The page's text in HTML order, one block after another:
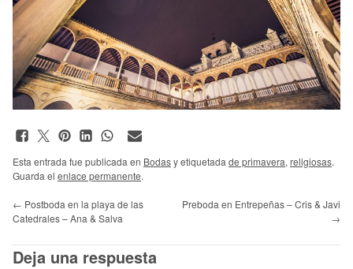
Esta entrada fue publicada en Bodasy etiquetada de primavera, religiosas.
Guarda el enlace permanente.
← Postboda en la playa de las
Catedrales – Ana & Salva
Preboda en Entrepeñas – Cris & Javi
→
Deja una respuesta